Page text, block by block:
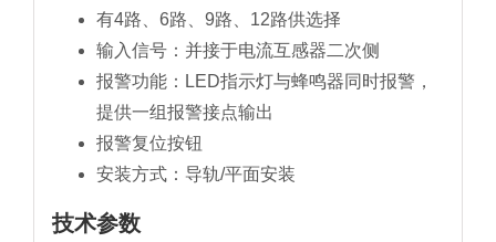
有4路、6路、9路、12路供选择
输入信号：并接于电流互感器二次侧
报警功能：LED指示灯与蜂鸣器同时报警，
提供一组报警接点输出
报警复位按钮
安装方式：导轨/平面安装
技术参数